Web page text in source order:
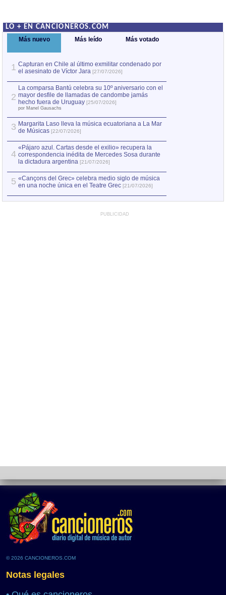
LO + EN CANCIONEROS.COM
Más nuevo Más leído Más votado
1 Capturan en Chile al último exmilitar condenado por
el asesinato de Víctor Jara [27/07/2026]
2
La comparsa Bantú celebra su 10º aniversario con el
mayor desfile de llamadas de candombe jamás
hecho fuera de Uruguay [25/07/2026]
por Manel Gausachs
3 Margarita Laso lleva la música ecuatoriana a La Mar
de Músicas [22/07/2026]
4
«Pájaro azul. Cartas desde el exilio» recupera la
correspondencia inédita de Mercedes Sosa durante
la dictadura argentina [21/07/2026]
5 «Cançons del Grec» celebra medio siglo de música
en una noche única en el Teatre Grec [21/07/2026]
PUBLICIDAD
© 2026 CANCIONEROS.COM
Notas legales